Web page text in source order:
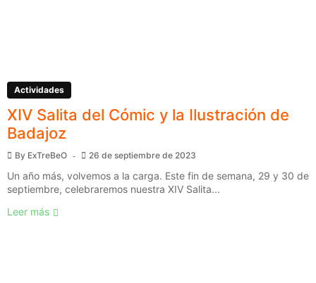
Actividades
XIV Salita del Cómic y la Ilustración de
Badajoz
By ExTreBeO 26 de septiembre de 2023
Un año más, volvemos a la carga. Este fin de semana, 29 y 30 de
septiembre, celebraremos nuestra XIV Salita...
Leer más